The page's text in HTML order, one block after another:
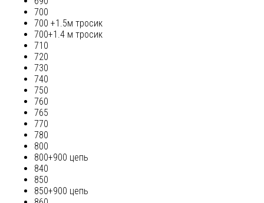
700
700 +1.5м тросик
700+1.4 м тросик
710
720
730
740
750
760
765
770
780
800
800+900 цепь
840
850
850+900 цепь